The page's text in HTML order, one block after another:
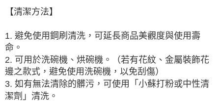
【清潔方法】
1. 避免使用鋼刷清洗，可延長商品美觀度與使用壽
命。
2. 可用於洗碗機、烘碗機。（若有花紋、金屬裝飾花
邊之款式，避免使用洗碗機，以免刮傷）
3. 如有無法清除的髒污，可使用「小蘇打粉或中性清
潔劑」清洗。